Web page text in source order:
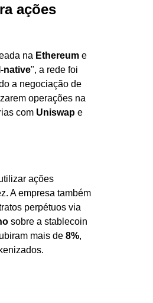
ações
na Ethereum e
native", a rede foi
operações na
com Uniswap
ações
A empresa também
mais de 8%,